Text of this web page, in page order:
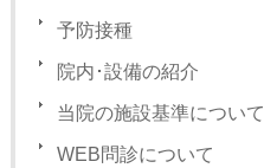
予防接種
院内･設備の紹介
当院の施設基準について
WEB問診について